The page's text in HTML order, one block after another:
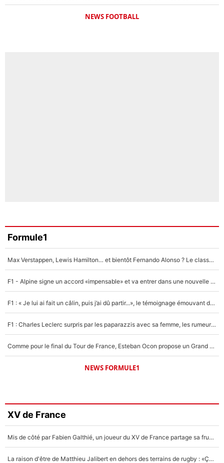
NEWS FOOTBALL
Formule1
Max Verstappen, Lewis Hamilton… et bientôt Fernando Alonso ? Le classement des pilotes les mieux payés en Formule 1 risque de changer !
F1 - Alpine signe un accord «impensable» et va entrer dans une nouvelle dimension : Grande nouvelle pour Pierre Gasly !
F1 : « Je lui ai fait un câlin, puis j’ai dû partir...», le témoignage émouvant de Max Verstappen sur sa fille
F1 : Charles Leclerc surpris par les paparazzis avec sa femme, les rumeurs étaient vraies !
Comme pour le final du Tour de France, Esteban Ocon propose un Grand Prix de Formule 1 à Paris : «Autour de l’Arc de Triomphe, ce serait génial» !
NEWS FORMULE1
XV de France
Mis de côté par Fabien Galthié, un joueur du XV de France partage sa frustration : «ils ne me l’ont pas dit tout de suite»
La raison d'être de Matthieu Jalibert en dehors des terrains de rugby : «Ça m'atteint autant que si tu touches à un membre de ma famille»